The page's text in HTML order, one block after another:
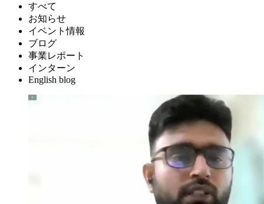
すべて
お知らせ
イベント情報
ブログ
事業レポート
インターン
English blog